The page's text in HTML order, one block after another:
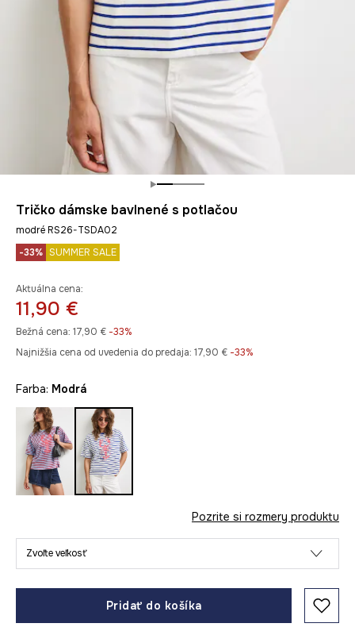
Tričko dámske bavlnené s potlačou
modré RS26-TSDA02
-33% SUMMER SALE
Aktuálna cena:
11,90 €
Bežná cena: 17,90 € -33%
Najnižšia cena od uvedenia do predaja: 17,90 € -33%
Farba: modrá
Pozrite si rozmery produktu
Zvoľte veľkosť
Pridať do košíka